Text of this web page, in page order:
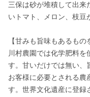
三保は砂が堆積して出来
いトマト、メロン、枝豆
【甘みも旨味もあるもの
川村農園では化学肥料を
す。甘いだけでは無い、
お客様に必要とされる農
す。世界文化遺産に登録